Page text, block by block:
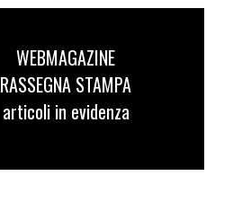
WEBMAGAZINE
RASSEGNA STAMPA
articoli in evidenza